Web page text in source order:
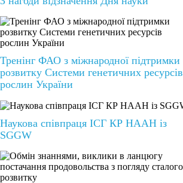
Тренінг ФАО з міжнародної підтримки
розвитку Системи генетичних ресурсів
рослин України
Наукова співпраця ІСГ КР НААН із
SGGW